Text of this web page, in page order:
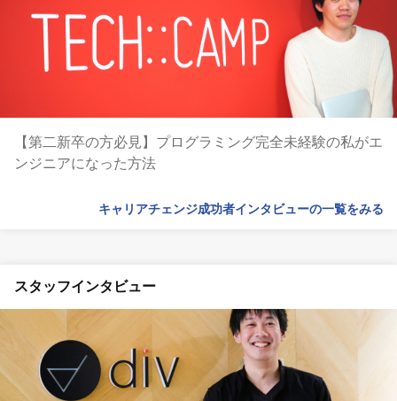
【第二新卒の方必見】プログラミング完全未経験の私がエ
ンジニアになった方法
キャリアチェンジ成功者インタビューの一覧をみる
スタッフインタビュー